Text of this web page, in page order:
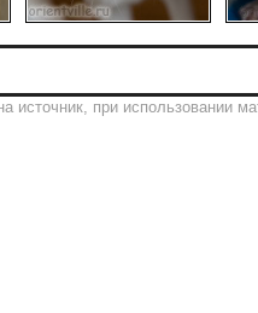
источник, при использовании